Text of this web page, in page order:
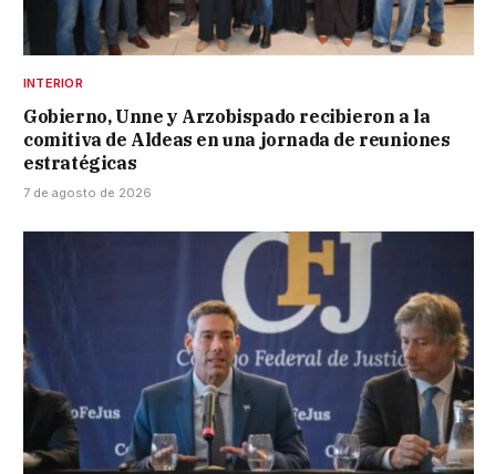
INTERIOR
Gobierno, Unne y Arzobispado recibieron a la
comitiva de Aldeas en una jornada de reuniones
estratégicas
7 de agosto de 2026